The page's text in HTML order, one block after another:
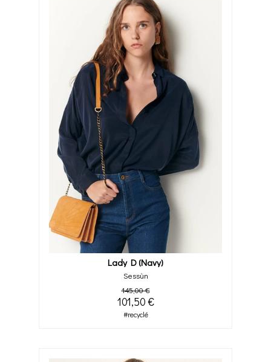
Lady D (navy)
Sessùn
145,00 €
101,50 €
#recyclé